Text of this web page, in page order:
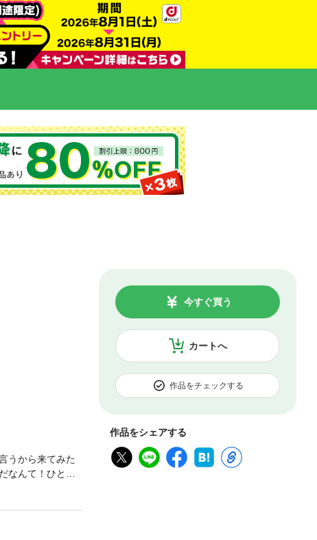
カートへ
今すぐ買う
作品をチェックする
作品をシェアする
うから来てみた
んて！ひとり
わたしのぱんつ